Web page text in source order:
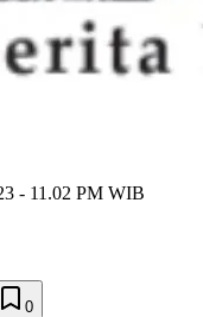
- 11.02 PM WIB
0